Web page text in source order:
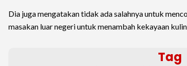
Dia juga mengatakan tidak ada salahnya untuk
masakan luar negeri untuk menambah kekayaan
Tag